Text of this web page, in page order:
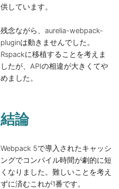
供しています。
残念ながら、aurelia-webpack-
pluginは動きませんでした。
Rspackに移植することを考えま
したが、APIの相違が大きくてや
めました。
結論
Webpack 5で導入されたキャッシ
ングでコンパイル時間が劇的に短
くなりました。難しいことを考え
ずに済むこれが1番です。